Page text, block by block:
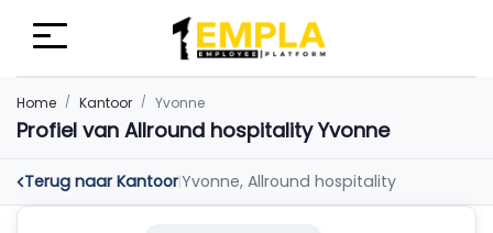
Home Kantoor Yvonne
Profiel van Allround hospitality Yvonne
Terug naar Kantoor|Yvonne, Allround hospitality